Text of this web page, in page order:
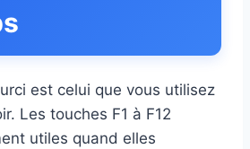
est celui que vous utilisez
Les touches F1 à F12
utiles quand elles